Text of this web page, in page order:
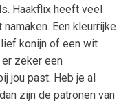
Haakflix heeft veel
Een kleurrijke
konijn of een wit
zeker een
jou past. Heb je al
zijn de patronen van